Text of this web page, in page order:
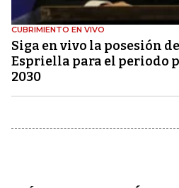
CUBRIMIENTO EN VIVO
Siga en vivo la posesión
Espriella para el periodo
2030